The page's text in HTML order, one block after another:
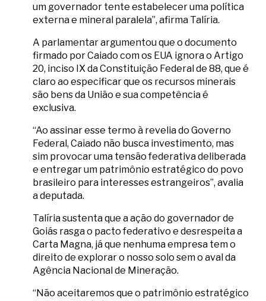
um governador tente estabelecer uma política
externa e mineral paralela”, afirma Talíria.
A parlamentar argumentou que o documento
firmado por Caiado com os EUA ignora o Artigo
20, inciso IX da Constituição Federal de 88, que é
claro ao especificar que os recursos minerais
são bens da União e sua competência é
exclusiva.
“Ao assinar esse termo à revelia do Governo
Federal, Caiado não busca investimento, mas
sim provocar uma tensão federativa deliberada
e entregar um patrimônio estratégico do povo
brasileiro para interesses estrangeiros”, avalia
a deputada.
Talíria sustenta que a ação do governador de
Goiás rasga o pacto federativo e desrespeita a
Carta Magna, já que nenhuma empresa tem o
direito de explorar o nosso solo sem o aval da
Agência Nacional de Mineração.
“Não aceitaremos que o patrimônio estratégico